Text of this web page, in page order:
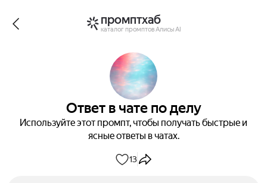
промптхаб
каталог промптов Алисы AI
Ответ в чате по делу
Используйте этот промпт, чтобы получать быстрые и
ясные ответы в чатах.
13